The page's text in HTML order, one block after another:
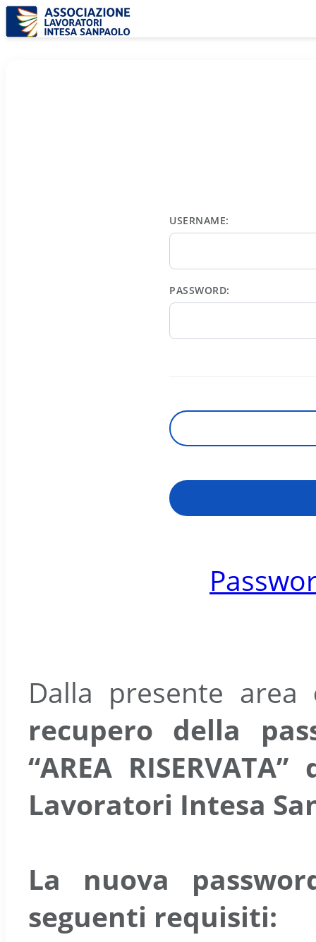
USERNAME:
PASSWORD:
Dalla presente area
recupero della
“AREA
Lavoratori Intesa
La nuova
seguenti requisiti: